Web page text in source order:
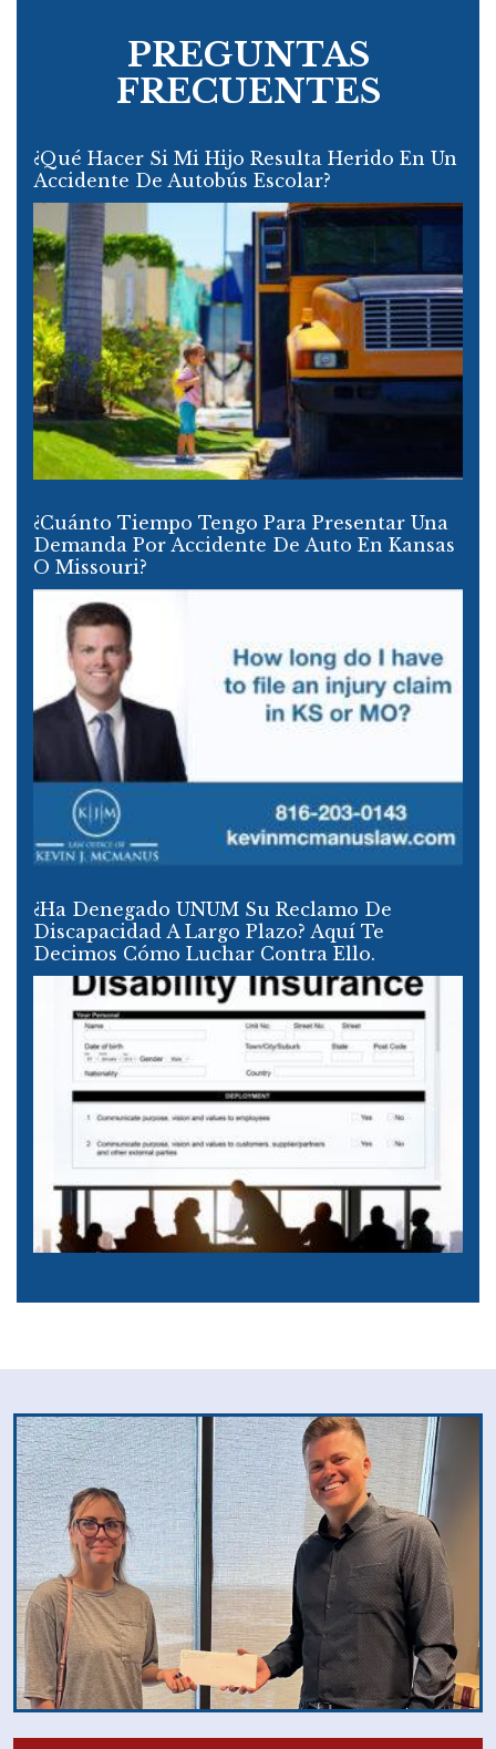
PREGUNTAS
FRECUENTES
¿Qué Hacer Si Mi Hijo Resulta Herido En Un
Accidente De Autobús Escolar?
¿Cuánto Tiempo Tengo Para Presentar Una
Demanda Por Accidente De Auto En Kansas
O Missouri?
¿Ha Denegado UNUM Su Reclamo De
Discapacidad A Largo Plazo? Aquí Te
Decimos Cómo Luchar Contra Ello.